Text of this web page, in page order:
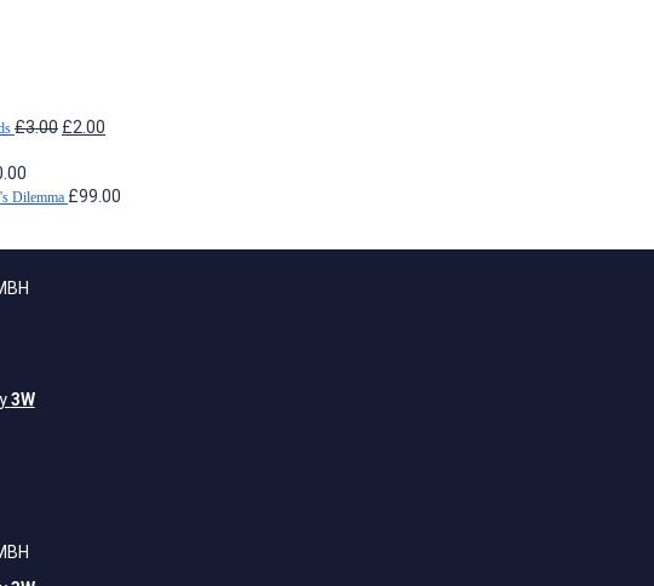
£3.00 Ursprünglicher
£2.00
Dilemma £99.00
3W